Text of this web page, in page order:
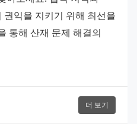
익을 지키기 위해 최선을
통해 산재 문제 해결의
더 보기